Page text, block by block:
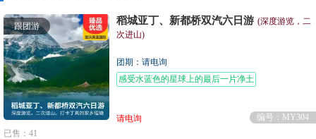
跟团游 稻城亚丁、新都桥双汽六日游 (深度游览，二
次进山)
团期：请电询
感受水蓝色的星球上的最后一片净土
请电询
编号：MY304
已售：41